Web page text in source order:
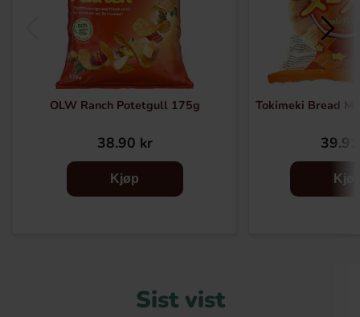
OLW Ranch Potetgull 175g
38.90 kr
Kjøp
Tokimeki Bread
Sist vist